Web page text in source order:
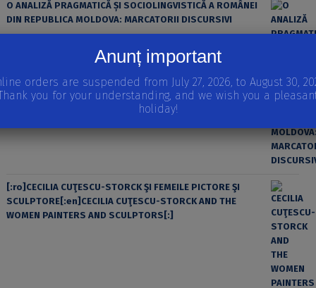
O ANALIZĂ PRAGMATICĂ ȘI SOCIOLINGVISTICĂ A ROMÂNEI
DIN REPUBLICA MOLDOVA: MARCATORII DISCURSIVI
[:ro]CECILIA CUŢESCU-STORCK ŞI FEMEILE PICTORE ŞI
SCULPTORE[:en]CECILIA CUŢESCU-STORCK AND THE
WOMEN PAINTERS AND SCULPTORS[:]
Anunț important
orders are suspended from July 27, 2026, to August 30,
you for your understanding, and we wish you a
holiday!